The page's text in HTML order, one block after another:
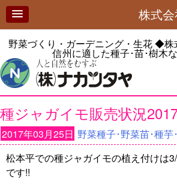
株式
野菜づくり・ガーデニング・生花◆株
信州に適した種子･苗･樹木
種ジャガイモ販売状況
2017年03月25日 野菜種子･野菜苗･種
松本平での種ジャガイモの植え付けは
です!!